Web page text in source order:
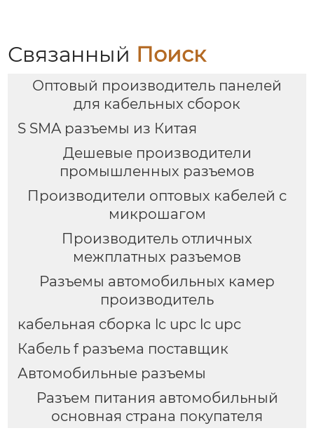
Связанный Поиск
Оптовый производитель панелей
для кабельных сборок
S SMA разъемы из Китая
Дешевые производители
промышленных разъемов
Производители оптовых кабелей с
микрошагом
Производитель отличных
межплатных разъемов
Разъемы автомобильных камер
производитель
кабельная сборка lc upc lc upc
Кабель f разъема поставщик
Автомобильные разъемы
Разъем питания автомобильный
основная страна покупателя